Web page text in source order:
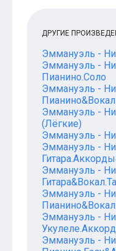
ДРУГИЕ
Эммануэль -
Эммануэль -
Пианино.Соло
Эммануэль -
Пианино&Вокал
Эммануэль -
(Лёгкие)
Эммануэль -
Эммануэль -
Эммануэль -
Эммануэль -
Эммануэль -
Эммануэль -